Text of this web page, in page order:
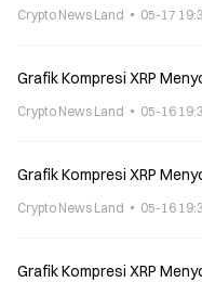
Crypto News Land 05-17
Grafik Kompresi XRP
Crypto News Land 05-16
Grafik Kompresi XRP
Crypto News Land 05-16
Grafik Kompresi XRP